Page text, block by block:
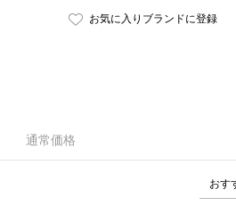
お気に入りブランドに登録
通常価格